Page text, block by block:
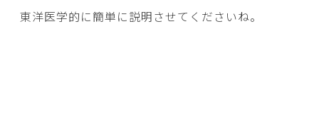
東洋医学的に簡単に説明させてくださいね。